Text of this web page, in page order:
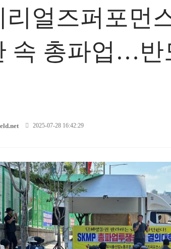
리얼즈퍼포먼
속 총파업…반
Posted
2025-07-28 16:42:29